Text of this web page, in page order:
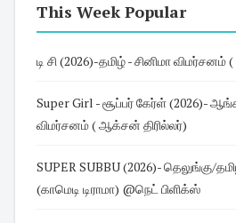
This Week Popular
டி சி (2026)-தமிழ் - சினிமா
Super Girl - சூப்பர் கேர்ள் (2026)-
விமர்சனம் ( ஆக்சன் திரில்லர்)
SUPER SUBBU (2026)- தெலுங்கு/தமிழ் - வெப் சீரிஸ்
(காமெடி டிராமா) @நெட் பிளிக்ஸ்